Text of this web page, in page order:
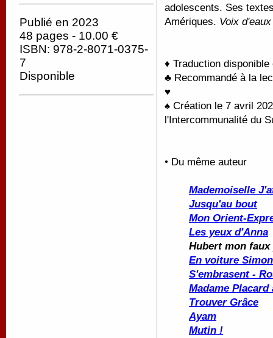
Publié en 2023
48 pages - 10.00 €
ISBN: 978-2-8071-0375-
7
Disponible
adolescents. Ses
Amériques. Voix d'eaux
♦ Traduction
♣ Recommandé à la
♥
♠ Création le 7 avril
l'Intercommunalité du
• Du même auteur
Mademoiselle
Jusqu'au bout
Mon Orient-
Les yeux d'Anna
Hubert mon
En voiture
S'embrasent -
Madame
Trouver Grâce
Ayam
Mutin !